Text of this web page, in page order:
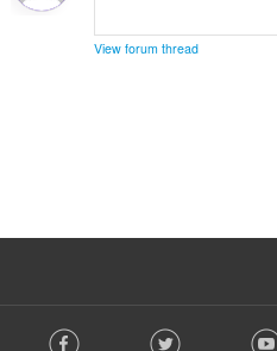
View forum thread
o Facebook Twitter